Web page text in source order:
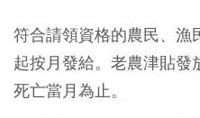
符合請領資格的農民、漁
起按月發給。老農津貼發
死亡當月為止。